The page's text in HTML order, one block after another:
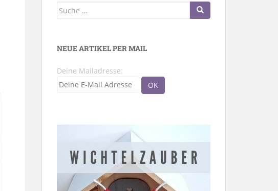
Suche
NEUE ARTIKEL PER MAIL
Deine Mailadresse: